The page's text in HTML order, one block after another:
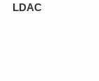
LDAC